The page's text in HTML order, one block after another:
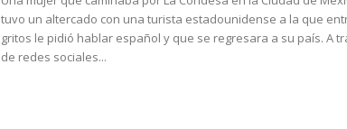
tuvo un altercado con una turista estadounidense a la que
gritos le pidió hablar español y que se regresara a su país. A
de redes sociales...